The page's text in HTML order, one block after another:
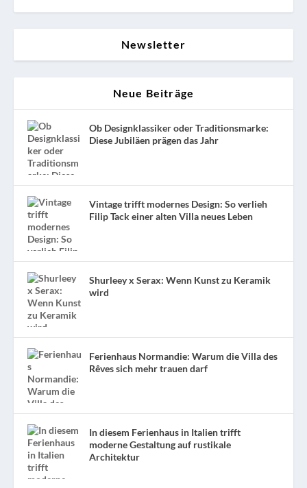
Newsletter
Neue Beiträge
Ob Designklassiker oder Traditionsmarke:
Diese Jubiläen prägen das Jahr
Vintage trifft modernes Design: So verlieh
Filip Tack einer alten Villa neues Leben
Shurleey x Serax: Wenn Kunst zu Keramik
wird
Ferienhaus Normandie: Warum die Villa des
Rêves sich mehr trauen darf
In diesem Ferienhaus in Italien trifft
moderne Gestaltung auf rustikale
Architektur